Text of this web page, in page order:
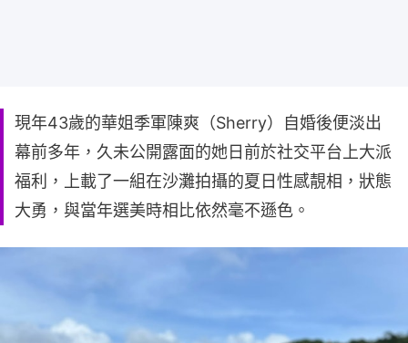
現年43歲的華姐季軍陳爽（Sherry）自婚後便淡出
幕前多年，久未公開露面的她日前於社交平台上大派
福利，上載了一組在沙灘拍攝的夏日性感靚相，狀態
大勇，與當年選美時相比依然毫不遜色。